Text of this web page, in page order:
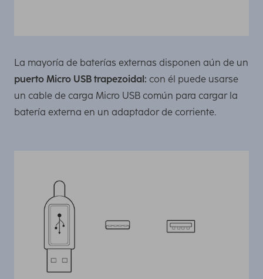
La mayoría de baterías externas disponen aún de un
puerto Micro USB trapezoidal: con él puede usarse
un cable de carga Micro USB común para cargar la
batería externa en un adaptador de corriente.